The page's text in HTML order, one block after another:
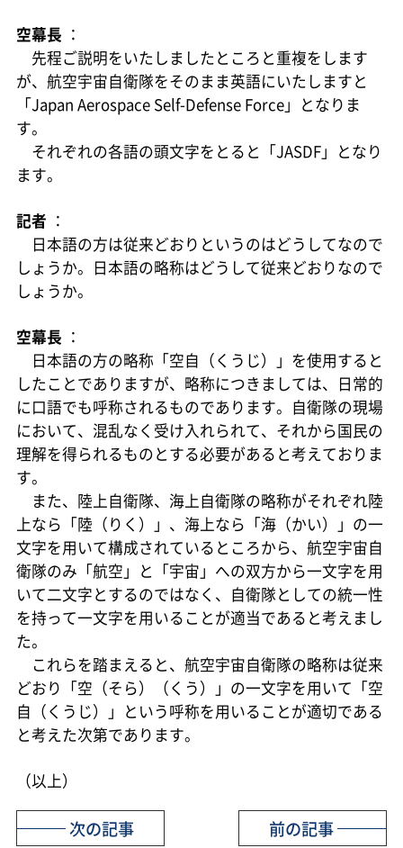
空幕長 ：
先程ご説明をいたしましたところと重複をします
が、航空宇宙自衛隊をそのまま英語にいたしますと
「Japan Aerospace Self-Defense Force」となりま
す。
それぞれの各語の頭文字をとると「JASDF」となり
ます。
記者 ：
日本語の方は従来どおりというのはどうしてなので
しょうか。日本語の略称はどうして従来どおりなので
しょうか。
空幕長 ：
日本語の方の略称「空自（くうじ）」を使用すると
したことでありますが、略称につきましては、日常的
に口語でも呼称されるものであります。自衛隊の現場
において、混乱なく受け入れられて、それから国民の
理解を得られるものとする必要があると考えておりま
す。
また、陸上自衛隊、海上自衛隊の略称がそれぞれ陸
上なら「陸（りく）」、海上なら「海（かい）」の一
文字を用いて構成されているところから、航空宇宙自
衛隊のみ「航空」と「宇宙」への双方から一文字を用
いて二文字とするのではなく、自衛隊としての統一性
を持って一文字を用いることが適当であると考えまし
た。
これらを踏まえると、航空宇宙自衛隊の略称は従来
どおり「空（そら）（くう）」の一文字を用いて「空
自（くうじ）」という呼称を用いることが適切である
と考えた次第であります。
（以上）
前の記事
次の記事